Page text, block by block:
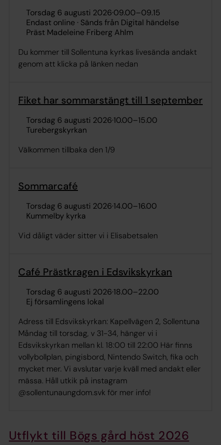
torsdag 6 augusti 2026·09.00–09.15
Endast online · Sänds från Digital händelse
Präst Madeleine Friberg Ahlm
Du kommer till Sollentuna kyrkas livesända andakt
genom att klicka på länken nedan
Fiket har sommarstängt till 1 september
torsdag 6 augusti 2026·10.00–15.00
Turebergskyrkan
Välkommen tillbaka den 1/9
Sommarcafé
torsdag 6 augusti 2026·14.00–16.00
Kummelby kyrka
Vid dåligt väder sitter vi i Elisabetsalen
Café Prästkragen i Edsvikskyrkan
torsdag 6 augusti 2026·18.00–22.00
Ej församlingens lokal
Adress till Edsvikskyrkan: Kapellvägen 2, Sollentuna
Måndag till torsdag, v 31-34, hänger vi i
Edsvikskyrkan mellan kl. 18:00 till 22:00 Här finns
vollybollplan, pingisbord, Nintendo Switch, fika och
mycket mer. Vi avslutar varje kväll med andakt eller
mässa. Håll utkik på instagram
@sollentunaungdom.svk för mer info!
Utflykt till Bögs gård höst 2026